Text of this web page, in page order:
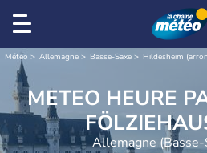
Météo Allemagne Basse-Saxe Hildesheim
METEO HEURE
Allemagne (Basse-